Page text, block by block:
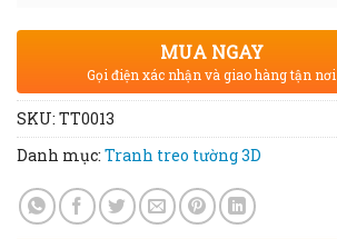
MUA NGAY
Gọi điện xác nhận và giao hàng tận nơi
SKU: TT0013
Danh mục: Tranh treo tường 3D